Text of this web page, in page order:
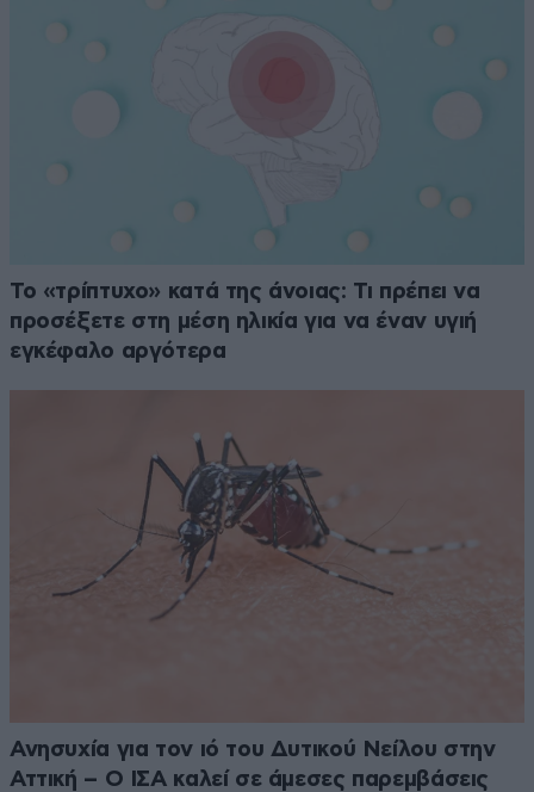
Το «τρίπτυχο» κατά της άνοιας: Τι πρέπει να
προσέξετε στη μέση ηλικία για να έναν υγιή
εγκέφαλο αργότερα
Ανησυχία για τον ιό του Δυτικού Νείλου στην
Αττική – Ο ΙΣΑ καλεί σε άμεσες παρεμβάσεις